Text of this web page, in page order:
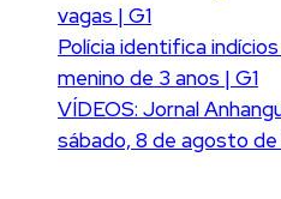
vagas | G1
Polícia identifica
menino de 3 anos | G1
VÍDEOS: Jornal
sábado, 8 de agosto